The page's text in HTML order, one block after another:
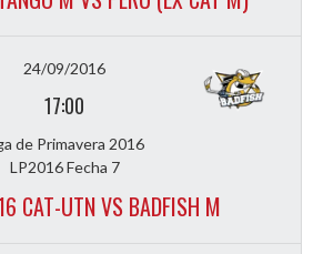
24/09/2016
17:00
de Primavera 2016
LP2016 Fecha 7
CAT-UTN VS BADFISH M